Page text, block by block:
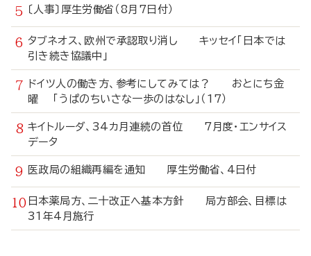
〔人事〕厚生労働省（8月7日付）
タブネオス、欧州で承認取り消し キッセイ「日本では
引き続き協議中」
ドイツ人の働き方、参考にしてみては？ おとにち金
曜 「うぱのちいさな一歩のはなし」（17）
キイトルーダ、34カ月連続の首位 7月度・エンサイス
データ
医政局の組織再編を通知 厚生労働省、4日付
日本薬局方、二十改正へ基本方針 局方部会、目標は
31年4月施行